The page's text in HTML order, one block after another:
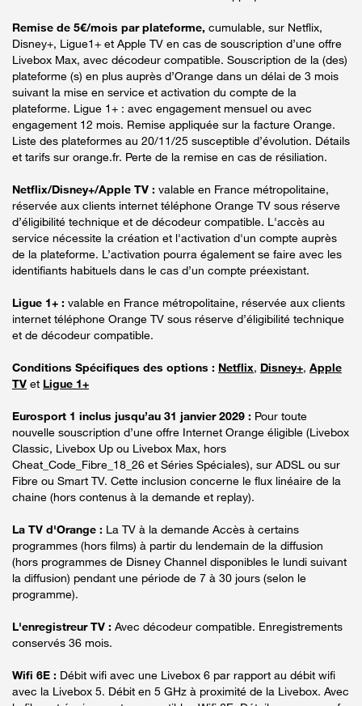
Remise de 5€/mois par plateforme, cumulable, sur Netflix,
Disney+, Ligue1+ et Apple TV en cas de souscription d’une offre
Livebox Max, avec décodeur compatible. Souscription de la (des)
plateforme (s) en plus auprès d’Orange dans un délai de 3 mois
suivant la mise en service et activation du compte de la
plateforme. Ligue 1+ : avec engagement mensuel ou avec
engagement 12 mois. Remise appliquée sur la facture Orange.
Liste des plateformes au 20/11/25 susceptible d’évolution. Détails
et tarifs sur orange.fr. Perte de la remise en cas de résiliation.
Netflix/Disney+/Apple TV : valable en France métropolitaine,
réservée aux clients internet téléphone Orange TV sous réserve
d’éligibilité technique et de décodeur compatible. L'accès au
service nécessite la création et l'activation d'un compte auprès
de la plateforme. L’activation pourra également se faire avec les
identifiants habituels dans le cas d’un compte préexistant.
Ligue 1+ : valable en France métropolitaine, réservée aux clients
internet téléphone Orange TV sous réserve d’éligibilité technique
et de décodeur compatible.
Conditions Spécifiques des options : Netflix, Disney+, Apple
TV et Ligue 1+
Eurosport 1 inclus jusqu’au 31 janvier 2029 : Pour toute
nouvelle souscription d’une offre Internet Orange éligible (Livebox
Classic, Livebox Up ou Livebox Max, hors
Cheat_Code_Fibre_18_26 et Séries Spéciales), sur ADSL ou sur
Fibre ou Smart TV. Cette inclusion concerne le flux linéaire de la
chaine (hors contenus à la demande et replay).
La TV d'Orange : La TV à la demande Accès à certains
programmes (hors films) à partir du lendemain de la diffusion
(hors programmes de Disney Channel disponibles le lundi suivant
la diffusion) pendant une période de 7 à 30 jours (selon le
programme).
L'enregistreur TV : Avec décodeur compatible. Enregistrements
conservés 36 mois.
Wifi 6E : Débit wifi avec une Livebox 6 par rapport au débit wifi
avec la Livebox 5. Débit en 5 GHz à proximité de la Livebox. Avec